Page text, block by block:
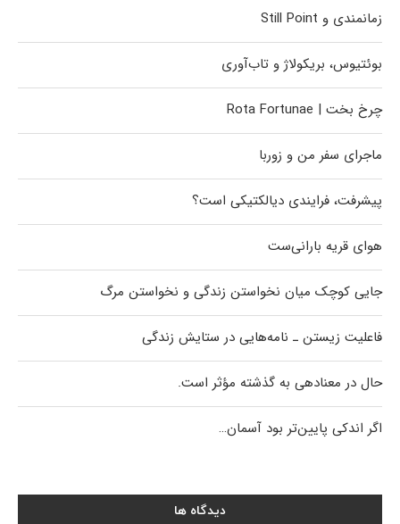
زمانمندی و Still Point
بوئتیوس، بریکولاژ و تاب‌آوری
چرخ بخت | Rota Fortunae
ماجرای سفر من و زوربا
پیشرفت، فرایندی دیالکتیکی است؟
هوای قریه بارانی‌ست
جایی کوچک میان نخواستن زندگی و نخواستن مرگ
فاعلیت زیستن ـ نامه‌هایی در ستایش زندگی
حال در معنادهی به گذشته مؤثر است.
اگر اندکی پایین‌تر بود آسمان…
دیدگاه ها